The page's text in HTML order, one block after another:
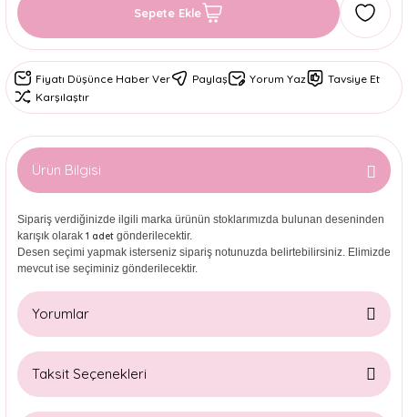
Sepete Ekle
Fiyatı Düşünce Haber Ver Paylaş Yorum Yaz
Tavsiye Et
Karşılaştır
Ürün Bilgisi
Sipariş verdiğinizde ilgili marka ürünün stoklarımızda bulunan deseninden
karışık olarak 1 adet gönderilecektir.
Desen seçimi yapmak isterseniz sipariş notunuzda belirtebilirsiniz. Elimizde
mevcut ise seçiminiz gönderilecektir.
Yorumlar
Taksit Seçenekleri